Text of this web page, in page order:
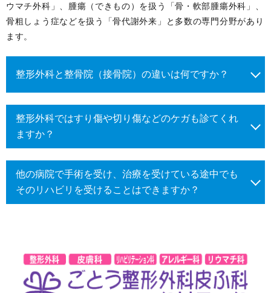
ウマチ外科」、腫瘍（できもの）を扱う「骨・軟部腫瘍外科」、
骨粗しょう症などを扱う「骨代謝外来」と多数の専門分野があり
ます。
整形外科と整骨院（接骨院）の違いは何ですか？
整形外科ではすり傷や切り傷などのケガも診てくれ
ますか？
他の病院で手術を受け、治療を受けている途中でも
そのリハビリを受けることはできますか？